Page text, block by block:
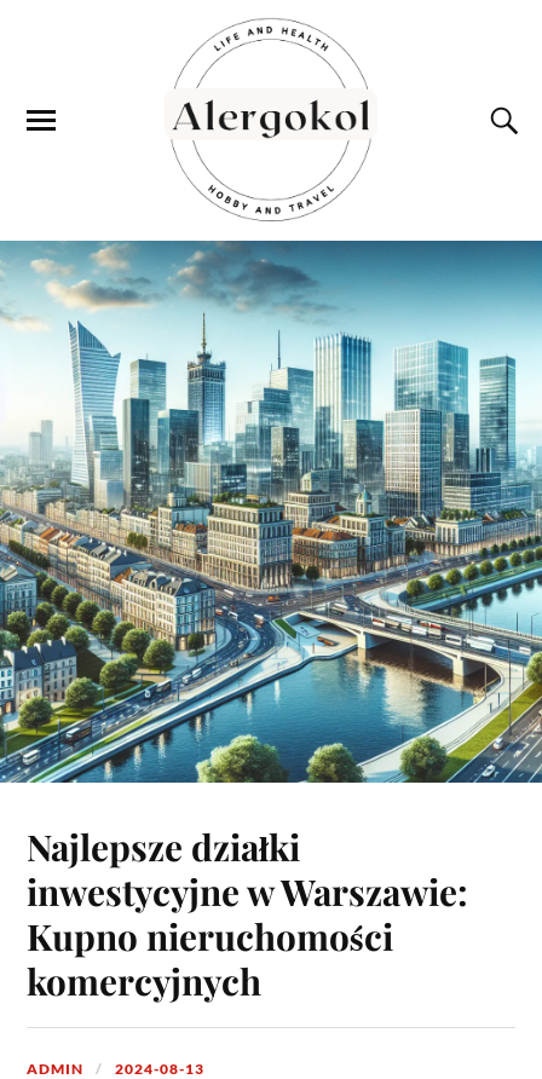
Najlepsze działki
inwestycyjne w Warszawie:
Kupno nieruchomości
komercyjnych
ADMIN 2024-08-13